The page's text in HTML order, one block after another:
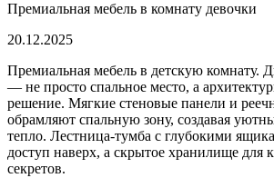
Премиальная мебель в комнату девочки
20.12.2025
Премиальная мебель в детскую комнату.
— не просто спальное место, а
решение. Мягкие стеновые панели и
обрамляют спальную зону, создавая
тепло. Лестница-тумба с глубокими
доступ наверх, а скрытое хранилище для
секретов.